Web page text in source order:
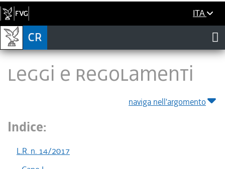
ITA
LEGGI E REGOLAMENTI
naviga nell'argomento
Indice:
L.R. n. 14/2017